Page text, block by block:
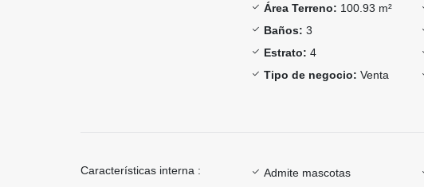
Área Terreno: 100.93 m²
Baños: 3
Estrato: 4
Tipo de negocio: Venta
Características interna : Admite mascotas